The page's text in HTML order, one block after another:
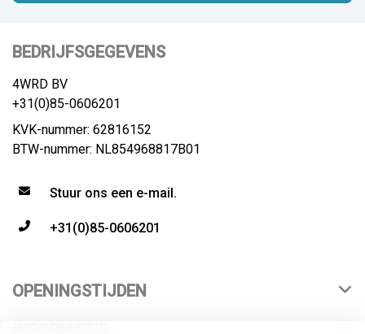
BEDRIJFSGEGEVENS
4WRD BV
+31(0)85-0606201
KVK-nummer: 62816152
BTW-nummer: NL854968817B01
Stuur ons een e-mail.
+31(0)85-0606201
OPENINGSTIJDEN